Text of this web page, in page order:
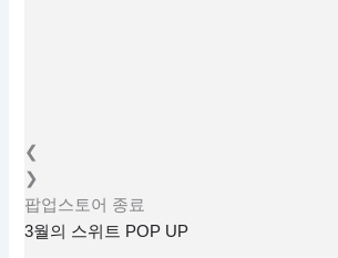
❮
❯
팝업스토어 종료
3월의 스위트 POP UP